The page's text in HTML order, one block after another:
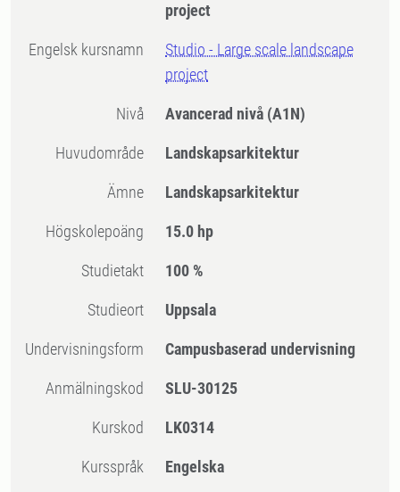
project
Engelsk kursnamn
Studio - Large scale landscape
project
Nivå Avancerad nivå (A1N)
Huvudområde Landskapsarkitektur
Ämne Landskapsarkitektur
högskolepoäng 15.0 hp
Studietakt 100 %
Studieort Uppsala
Undervisningsform Campusbaserad undervisning
Anmälningskod SLU-30125
Kurskod LK0314
Kursspråk Engelska